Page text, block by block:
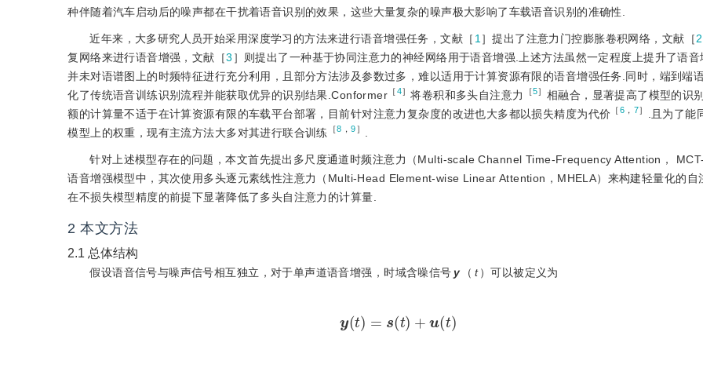
种伴随着汽车启动后的噪声都在干扰着语音识别的效果，这些大量复杂的噪声极大影响了车载语音识别的准确性.
近年来，大多研究人员开始采用深度学习的方法来进行语音增强任务，文献［ 1 ］提出了注意力门控膨胀卷积网络，文献‍［2
复网络来进行语音增强，文献［3 ］则提出了一种基于协同注意力的神经网络用于语音增强.上述方法虽然一定程度上提升了语音
并未对语谱图上的时频特征进行充分利用，且部分方法涉及参数过多，难以适用于计算资源有限的语音增强任务.同时，端到端
化了传统语音训练识别流程并能获取优异的识别结果.Conformer ［4］将卷积和多头自注意力 ［5］ 相融合，显著提高了模型的识
额的计算量不适于在计算资源有限的车载平台部署，目前针对注意力复杂度的改进也大多都以损失精度为代价
［6 ， 7］
.且为了能
模型上的权重，现有主流方法大多对其进行联合训练
［8 ，9］
针对上述模型存在的问题，本文首先提出多尺度通道时频注意力（Multi-scale Channel Time-Frequency Attention，
语音增强模型中，其次使用多头逐元素线性注意力（Multi-Head Element-wise Linear Attention，MHELA）来构建轻量化的自
在不损失模型精度的前提下显著降低了多头自注意力的计算量.
2 本文方法
2.1 总体结构
假设语音信号与噪声信号相互独立，对于单声道语音增强，时域含噪信号 y （ t ）可以被定义为
y s(t)+ u t)